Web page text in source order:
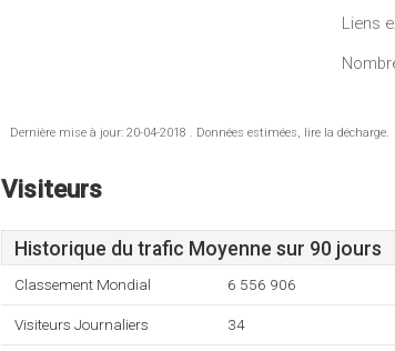
Liens
Dernière mise à jour: 20-04-2018 . Données estimées, lire la décharge.
Visiteurs
Historique du trafic Moyenne sur 90 jours
Classement Mondial 6 556 906
Visiteurs Journaliers 34